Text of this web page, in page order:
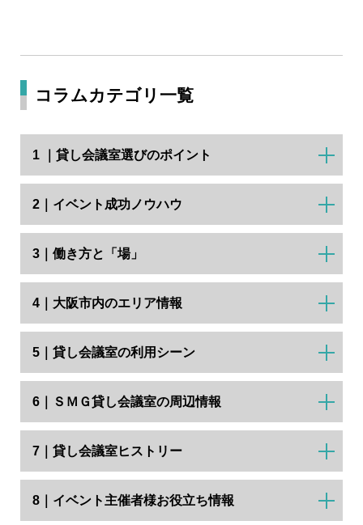
コラムカテゴリ一覧
1 ｜貸し会議室選びのポイント
2｜イベント成功ノウハウ
3｜働き方と「場」
4｜大阪市内のエリア情報
5｜貸し会議室の利用シーン
6｜ＳＭＧ貸し会議室の周辺情報
7｜貸し会議室ヒストリー
8｜イベント主催者様お役立ち情報